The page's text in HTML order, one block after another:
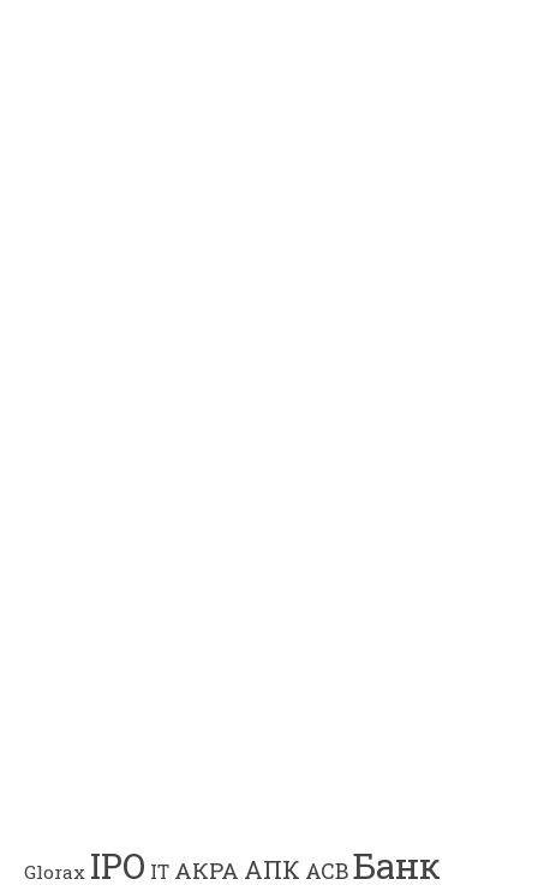
Glorax IPO IT АКРА АПК АСВБанк